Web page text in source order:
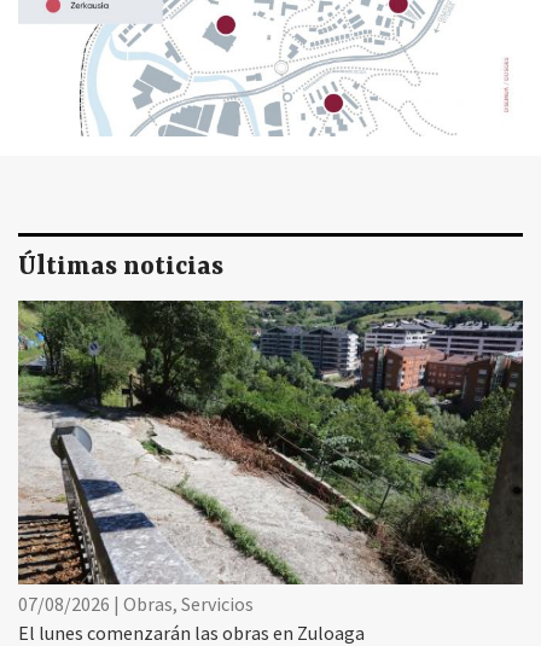
Últimas noticias
07/08/2026 | Obras, Servicios
El lunes comenzarán las obras en Zuloaga